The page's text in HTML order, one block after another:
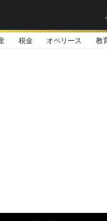
税金 オペリース 教